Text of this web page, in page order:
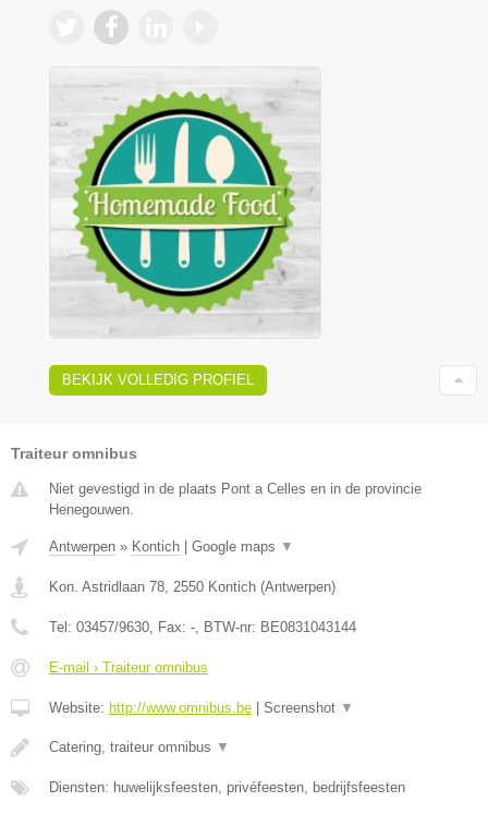
BEKIJK VOLLEDIG PROFIEL
Traiteur omnibus
Niet gevestigd in de plaats Pont a Celles en in de provincie
Henegouwen.
Antwerpen » Kontich Google maps ▼
Kon. Astridlaan 78, 2550 Kontich (Antwerpen)
Tel: 03457/9630, Fax: -, BTW-nr: BE0831043144
E-mail › Traiteur omnibus
Website: http://www.omnibus.be Screenshot ▼
Catering, traiteur omnibus ▼
Diensten: huwelijksfeesten, privéfeesten, bedrijfsfeesten